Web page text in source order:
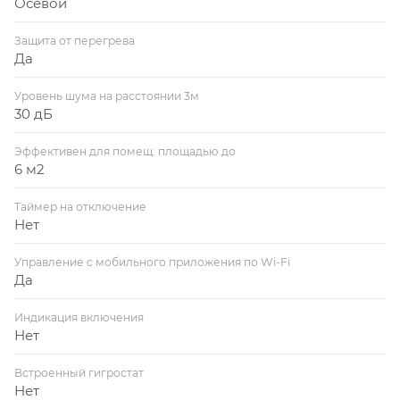
Защита от перегрева
Да
Уровень шума на расстоянии 3м
30 дБ
Эффективен для помещ. площадью до
6 м2
Таймер на отключение
Нет
Управление c мобильного приложения по Wi-Fi
Да
Индикация включения
Нет
Встроенный гигростат
Нет